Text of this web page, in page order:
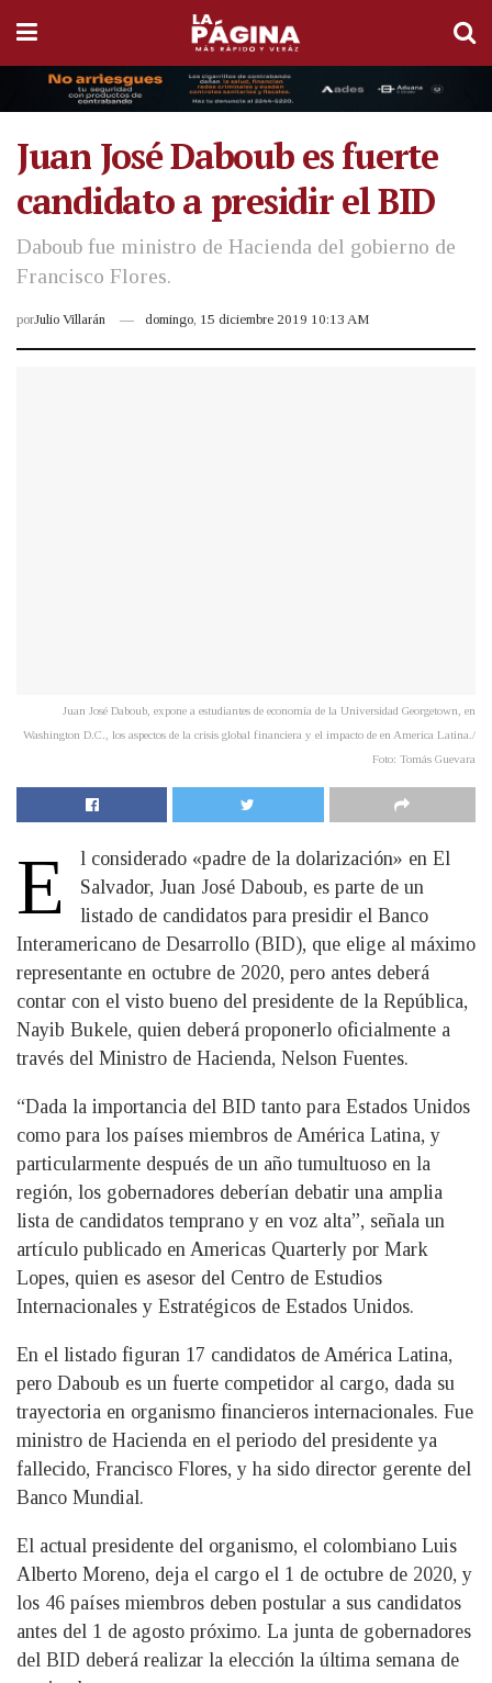
Juan José Daboub es fuerte
candidato a presidir el BID
Daboub fue ministro de Hacienda del gobierno de
Francisco Flores.
porJulio Villarán domingo, 15 diciembre 2019 10:13 AM
Juan José Daboub, expone a estudiantes de economía de la Universidad Georgetown, en
Washington D.C., los aspectos de la crisis global financiera y el impacto de en America Latina./
Foto: Tomás Guevara
E
l considerado «padre de la dolarización» en El
Salvador, Juan José Daboub, es parte de un
listado de candidatos para presidir el Banco
Interamericano de Desarrollo (BID), que elige al máximo
representante en octubre de 2020, pero antes deberá
contar con el visto bueno del presidente de la República,
Nayib Bukele, quien deberá proponerlo oficialmente a
través del Ministro de Hacienda, Nelson Fuentes.
“Dada la importancia del BID tanto para Estados Unidos
como para los países miembros de América Latina, y
particularmente después de un año tumultuoso en la
región, los gobernadores deberían debatir una amplia
lista de candidatos temprano y en voz alta”, señala un
artículo publicado en Americas Quarterly por Mark
Lopes, quien es asesor del Centro de Estudios
Internacionales y Estratégicos de Estados Unidos.
En el listado figuran 17 candidatos de América Latina,
pero Daboub es un fuerte competidor al cargo, dada su
trayectoria en organismo financieros internacionales. Fue
ministro de Hacienda en el periodo del presidente ya
fallecido, Francisco Flores, y ha sido director gerente del
Banco Mundial.
El actual presidente del organismo, el colombiano Luis
Alberto Moreno, deja el cargo el 1 de octubre de 2020, y
los 46 países miembros deben postular a sus candidatos
antes del 1 de agosto próximo. La junta de gobernadores
del BID deberá realizar la elección la última semana de